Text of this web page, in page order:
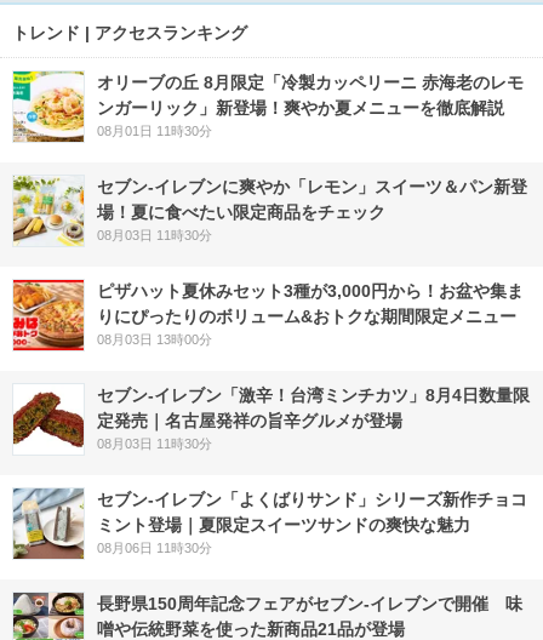
トレンド | アクセスランキング
オリーブの丘 8月限定「冷製カッペリーニ 赤海老のレモ
ンガーリック」新登場！爽やか夏メニューを徹底解説
08月01日 11時30分
セブン‐イレブンに爽やか「レモン」スイーツ＆パン新登
場！夏に食べたい限定商品をチェック
08月03日 11時30分
ピザハット夏休みセット3種が3,000円から！お盆や集ま
りにぴったりのボリューム&おトクな期間限定メニュー
08月03日 13時00分
セブン-イレブン「激辛！台湾ミンチカツ」8月4日数量限
定発売｜名古屋発祥の旨辛グルメが登場
08月03日 11時30分
セブン‐イレブン「よくばりサンド」シリーズ新作チョコ
ミント登場｜夏限定スイーツサンドの爽快な魅力
08月06日 11時30分
長野県150周年記念フェアがセブン-イレブンで開催 味
噌や伝統野菜を使った新商品21品が登場